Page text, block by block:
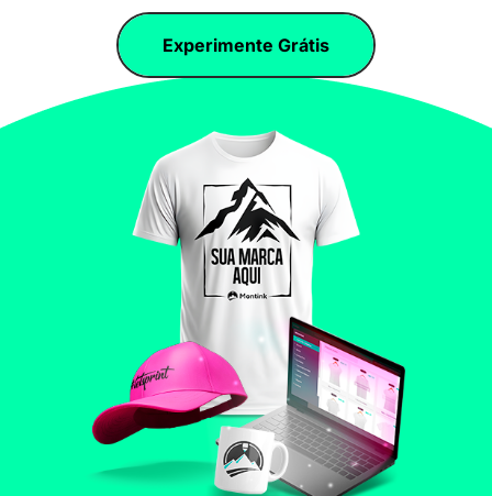
Experimente Grátis